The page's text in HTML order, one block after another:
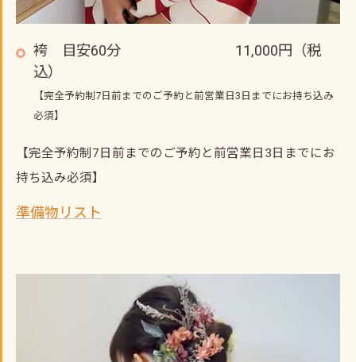
袴 目安60分 11,000円（税
込）
【完全予約制7日前までのご予約と前営業日3日までにお持ち込み
必須】
【完全予約制7日前までのご予約と前営業日3日までにお
持ち込み必須】
準備物リスト